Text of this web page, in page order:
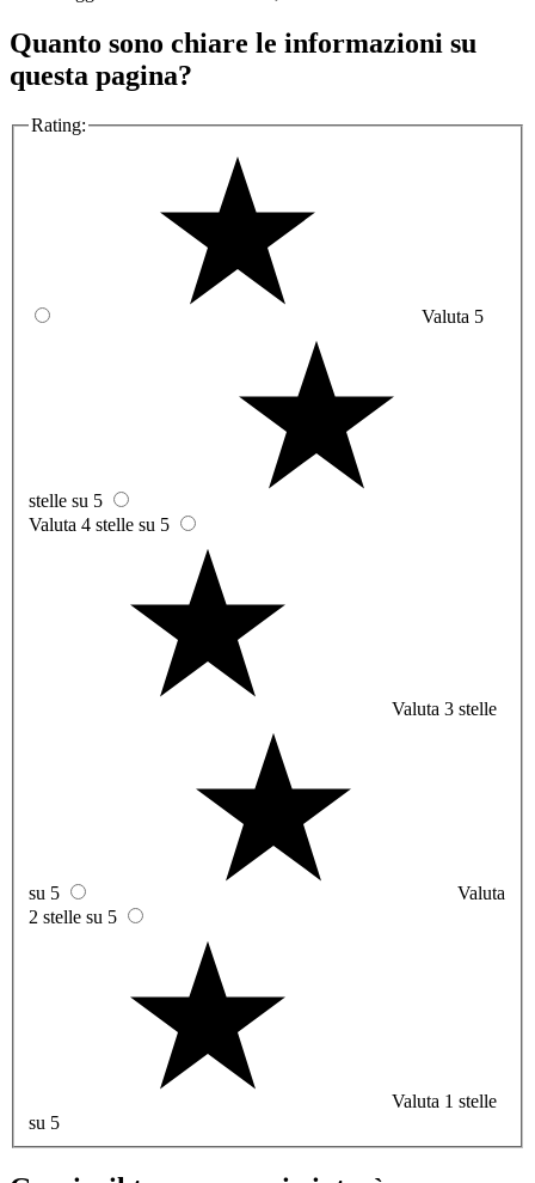
Quanto sono chiare le informazioni su
questa pagina?
Rating:
Valuta 5
stelle su 5
Valuta 4 stelle su 5
Valuta 3 stelle
su 5
Valuta
2 stelle su 5
Valuta 1 stelle
su 5